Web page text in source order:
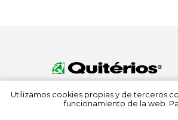
Utilizamos cookies propias y de terceros
funcionamiento de la web.